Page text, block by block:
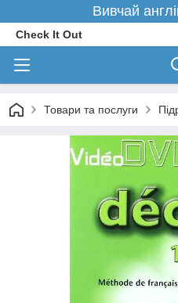
Вивчай
Check It Out
Товари та послуги